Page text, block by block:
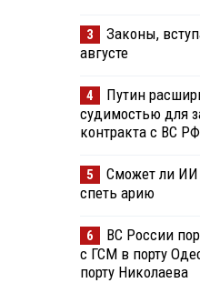
3
Законы,
августе
4
Путин
судимостью для
контракта с ВС РФ
5
Сможет ли ИИ
спеть арию
6
ВС России
с ГСМ в порту
порту Николаева